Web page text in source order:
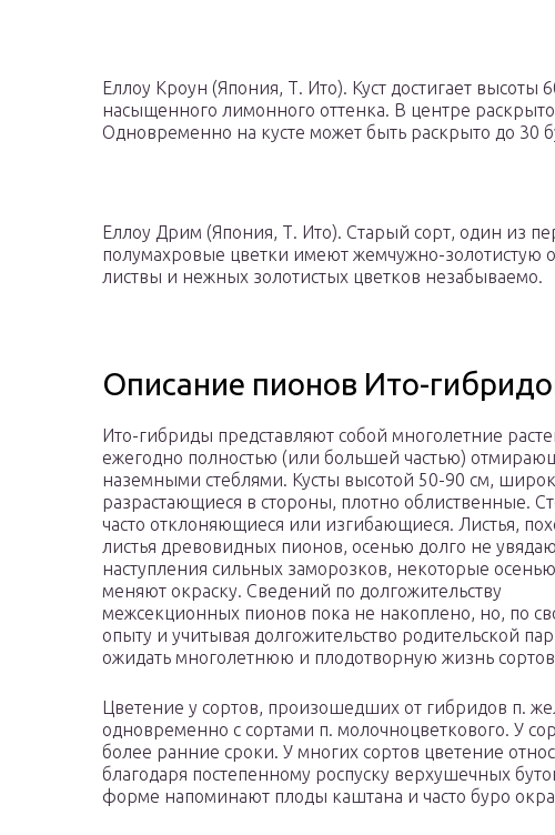
Еллоу Кроун (Япония, Т. Ито). Куст достигает
насыщенного лимонного оттенка. В центре
Одновременно на кусте может быть раскрыто до 30
Еллоу Дрим (Япония, Т. Ито). Старый сорт, один из
полумахровые цветки имеют жемчужно-золотистую
листвы и нежных золотистых цветков незабываемо.
Описание пионов Ито-
Ито-гибриды представляют собой многолетние
ежегодно полностью (или большей частью)
наземными стеблями. Кусты высотой 50-90 см,
разрастающиеся в стороны, плотно облиственные.
часто отклоняющиеся или изгибающиеся. Листья,
листья древовидных пионов, осенью долго не
наступления сильных заморозков, некоторые осенью
меняют окраску. Сведений по долгожительству
межсекционных пионов пока не накоплено, но, по
опыту и учитывая долгожительство родительской
ожидать многолетнюю и плодотворную жизнь
Цветение у сортов, произошедших от гибридов п.
одновременно с сортами п. молочноцветкового. У
более ранние сроки. У многих сортов цветение
благодаря постепенному роспуску верхушечных
форме напоминают плоды каштана и часто буро